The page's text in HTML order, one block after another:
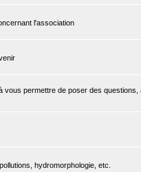
l'association
vous permettre de poser des
hydromorphologie, etc.